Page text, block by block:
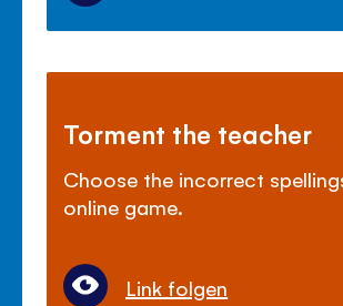
Torment the teacher
Choose the incorrect
online game.
Link folgen